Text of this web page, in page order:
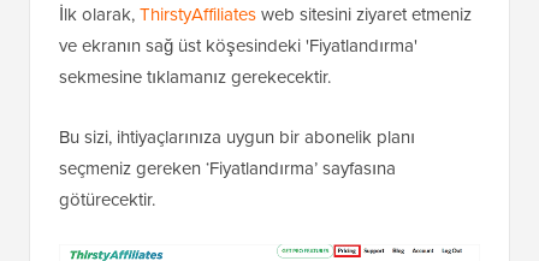
İlk olarak,ThirstyAffiliatesweb sitesini ziyaret etmeniz
ve ekranın sağ üst köşesindeki 'Fiyatlandırma'
sekmesine tıklamanız gerekecektir.
Bu sizi, ihtiyaçlarınıza uygun bir abonelik planı
seçmeniz gereken ‘Fiyatlandırma’ sayfasına
götürecektir.